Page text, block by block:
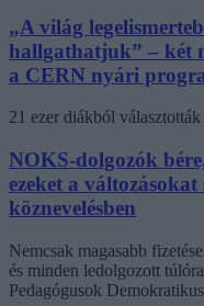
„A világ
hallgathatjuk” – két
a CERN nyári
21 ezer diákból
NOKS-dolgozók
ezeket a
köznevelésben
Nemcsak magasabb
és minden ledolgozott
Pedagógusok